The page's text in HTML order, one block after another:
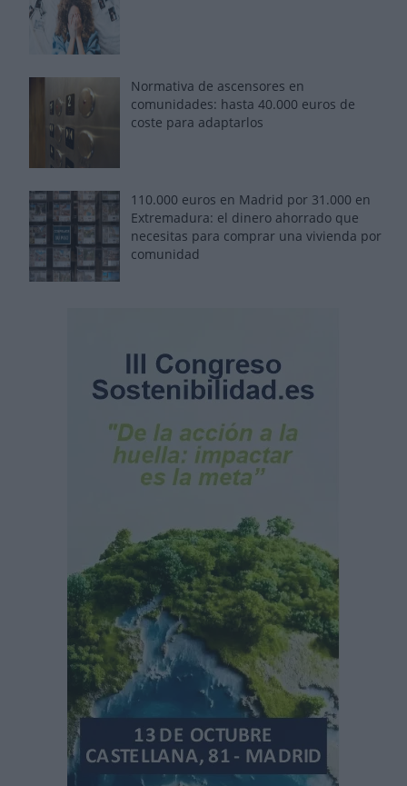
Normativa de ascensores en
comunidades: hasta 40.000 euros de
coste para adaptarlos
110.000 euros en Madrid por 31.000 en
Extremadura: el dinero ahorrado que
necesitas para comprar una vivienda por
comunidad